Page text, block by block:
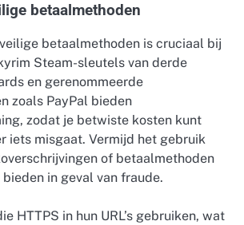
betaalmethoden
betaalmethoden is cruciaal bij
Steam-sleutels van derde
en gerenommeerde
zoals PayPal bieden
zodat je betwiste kosten kunt
iets misgaat. Vermijd het gebruik
of betaalmethoden
in geval van fraude.
HTTPS in hun URL’s gebruiken, wat